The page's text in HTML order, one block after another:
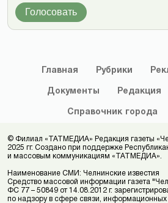
Голосовать
Главная Рубрики
Документы Редакция
Справочник города
© Филиал «ТАТМЕДИА» Редакция газеты
2025 гг. Создано при поддержке
и массовым коммуникациям «ТАТМЕДИА».
Наименование СМИ: Челнинские известия
Средство массовой информации газета
ФС 77 – 50849 от 14.08.2012 г.
по надзору в сфере связи, информационных